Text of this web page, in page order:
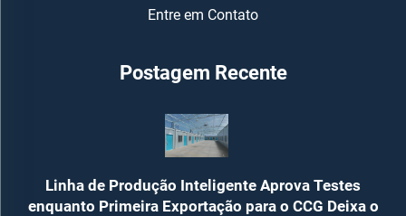
Entre em Contato
Postagem Recente
Linha de Produção Inteligente Aprova Testes
enquanto Primeira Exportação para o CCG Deixa o